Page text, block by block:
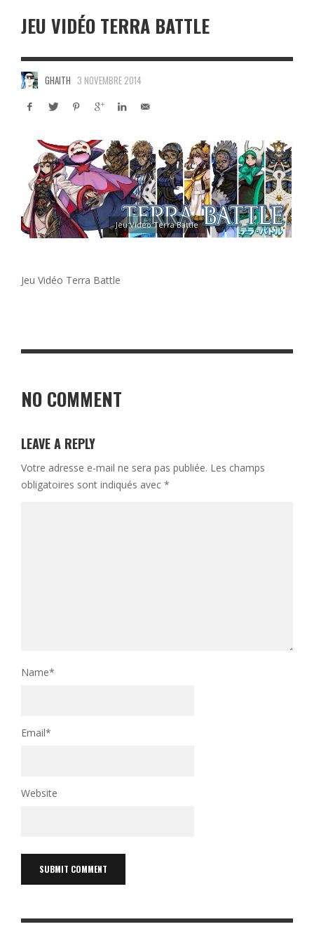
JEU VIDÉO TERRA BATTLE
GHAITH 3 NOVEMBRE 2014
Jeu Vidéo Terra Battle
Jeu Vidéo Terra Battle
NO COMMENT
LEAVE A REPLY
Votre adresse e-mail ne sera pas publiée. Les champs
obligatoires sont indiqués avec *
Name*
Email*
Website